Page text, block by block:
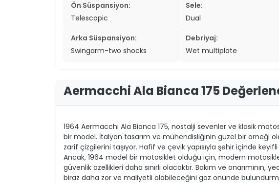
Ön Süspansiyon:
Telescopic
Sele:
Dual
Arka Süspansiyon:
Swingarm-two shocks
Debriyaj:
Wet multiplate
Aermacchi Ala Bianca 175
1964 Aermacchi Ala Bianca 175, nostalji sevenler ve klasik
bir model. İtalyan tasarım ve mühendisliğinin güzel bir örneği
zarif çizgilerini taşıyor. Hafif ve çevik yapısıyla şehir içinde
Ancak, 1964 model bir motosiklet olduğu için, modern
güvenlik özellikleri daha sınırlı olacaktır. Bakım ve
biraz daha zor ve maliyetli olabileceğini göz önünde